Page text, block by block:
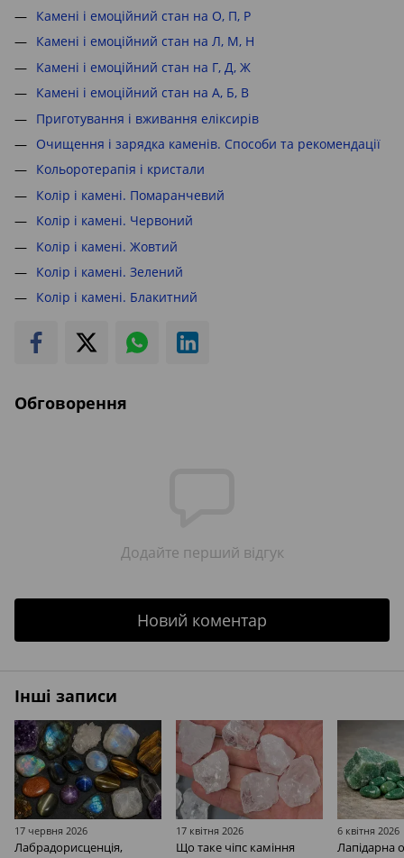
Камені і емоційний стан на О, П, Р
Камені і емоційний стан на Л, М, Н
Камені і емоційний стан на Г, Д, Ж
Камені і емоційний стан на А, Б, В
Приготування і вживання еліксирів
Очищення і зарядка каменів. Способи та рекомендації
Кольоротерапія і кристали
Колір і камені. Помаранчевий
Колір і камені. Червоний
Колір і камені. Жовтий
Колір і камені. Зелений
Колір і камені. Блакитний
Обговорення
Додайте перший відгук
Новий коментар
Інші записи
17 червня 2026
Лабрадорисценція,
17 квітня 2026
Що таке чіпс каміння
6 квітня 2026
Лапідарна